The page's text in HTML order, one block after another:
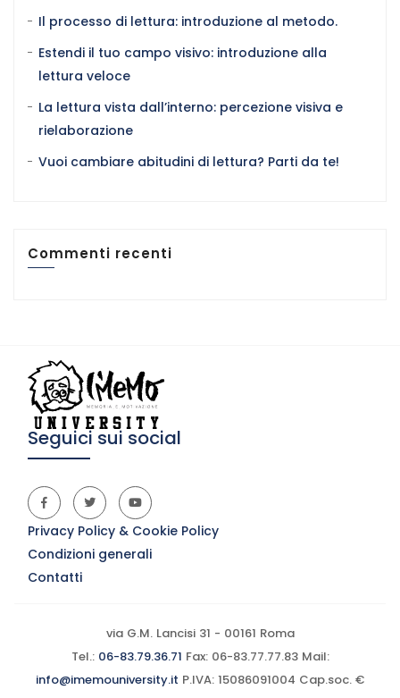
Il processo di lettura: introduzione al metodo.
Estendi il tuo campo visivo: introduzione alla
lettura veloce
La lettura vista dall’interno: percezione visiva e
rielaborazione
Vuoi cambiare abitudini di lettura? Parti da te!
Commenti recenti
Seguici sui social
Privacy Policy & Cookie Policy
Condizioni generali
Contatti
via G.M. Lancisi 31 - 00161 Roma
Tel.:06-83.79.36.71 Fax: 06-83.77.77.83 Mail:
info@imemouniversity.it P.IVA: 15086091004 Cap.soc. €